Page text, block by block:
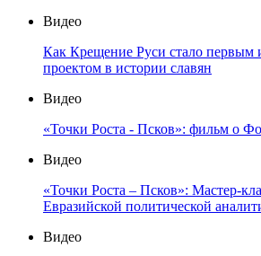
Видео
Как Крещение Руси стало первым
проектом в истории славян
Видео
«Точки Роста - Псков»: фильм о
Видео
«Точки Роста – Псков»: Мастер-
Евразийской политической
Видео